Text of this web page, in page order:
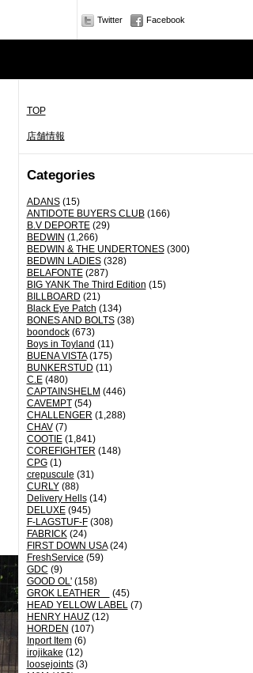
Twitter Facebook
TOP
店舗情報
Categories
ADANS(15)
ANTIDOTE BUYERS CLUB(166)
B.V DEPORTE(29)
BEDWIN (1,266)
BEDWIN & THE UNDERTONES(300)
BEDWIN LADIES(328)
BELAFONTE(287)
BIG YANK The Third Edition (15)
BILLBOARD (21)
Black Eye Patch (134)
BONES AND BOLTS(38)
boondock(673)
Boys in Toyland (11)
BUENA VISTA(175)
BUNKERSTUD (11)
C.E(480)
CAPTAINSHELM (446)
CAVEMPT(54)
CHALLENGER (1,288)
CHAV(7)
COOTIE(1,841)
COREFIGHTER (148)
CPG(1)
crepuscule (31)
CURLY(88)
Delivery Hells(14)
DELUXE(945)
F-LAGSTUF-F(308)
FABRICK(24)
FIRST DOWN USA(24)
FreshService (59)
GDC (9)
GOOD OL'(158)
GROK LEATHER
(45)
HEAD YELLOW LABEL(7)
HENRY HAUZ(12)
HORDEN (107)
Inport Item(6)
irojikake (12)
loosejoints(3)